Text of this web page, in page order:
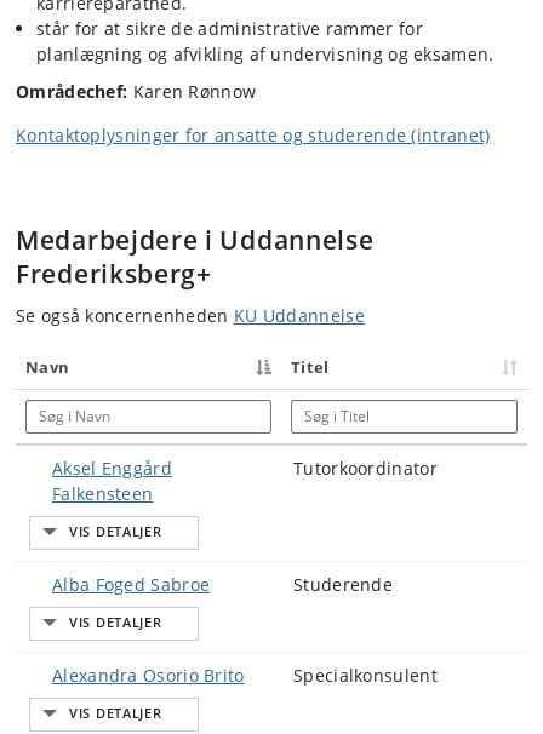
står for at sikre de administrative rammer for
planlægning og afvikling af undervisning og eksamen.
Områdechef: Karen Rønnow
Kontaktoplysninger for ansatte og studerende (intranet)
Medarbejdere i Uddannelse
Frederiksberg+
Se også koncernenheden KU Uddannelse
Navn Titel
Søg i Navn Søg i Titel
Aksel Enggård
Falkensteen
Tutorkoordinator
Alba Foged Sabroe Studerende
Alexandra Osorio Brito Specialkonsulent